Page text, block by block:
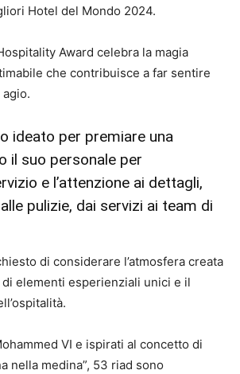
Hotel del Mondo 2024.
Award celebra la magia
che contribuisce a far sentire
ideato per premiare una
il suo personale per
e l’attenzione ai dettagli,
pulizie, dai servizi ai team di
di considerare l’atmosfera creata
di elementi esperienziali unici e il
VI e ispirati al concetto di
nella medina”, 53 riad sono